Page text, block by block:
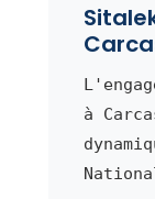
à